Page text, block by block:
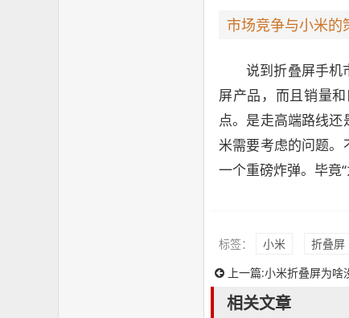
市场竞争与小米的
说到折叠屏手机
屏产品，而且销量
点。是走高端路线
米需要考虑的问题。
一个重磅炸弹。毕竟
标签： 小米
折叠屏
上一篇:小米折叠屏为啥
相关文章